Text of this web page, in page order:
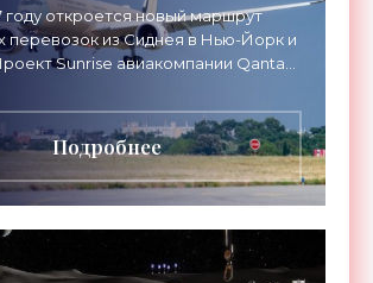
году откроется новый маршрут
перевозок из Сиднея в Нью-Йорк и
Sunrise авиакомпании Qantas
длительностью до 24
Подробнее